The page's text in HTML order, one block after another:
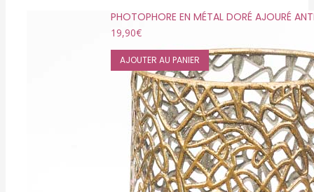
PHOTOPHORE EN MÉTAL DORÉ AJOURÉ
19,90€
AJOUTER AU PANIER